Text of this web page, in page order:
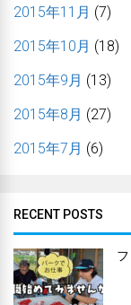
2015年11月 (7)
2015年10月 (18)
2015年9月 (13)
2015年8月 (27)
2015年7月 (6)
RECENT POSTS